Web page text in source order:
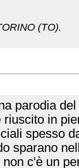
(TO).
parodia
in
spesso
sparano
c'è un